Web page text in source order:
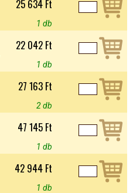
25 634 Ft
1 db
22 042 Ft
1 db
27 163 Ft
2 db
47 145 Ft
1 db
42 944 Ft
1 db